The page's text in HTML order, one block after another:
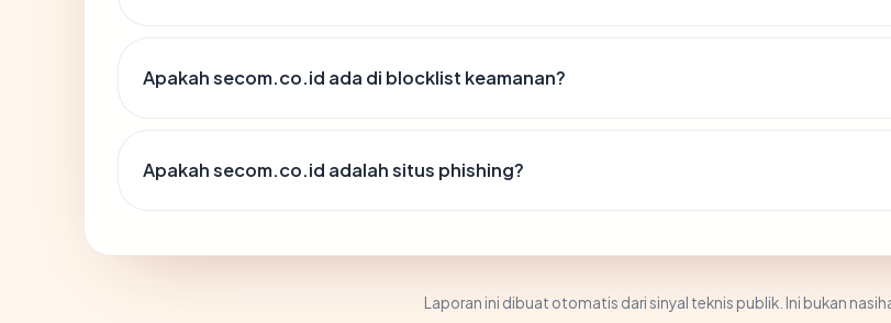
Apakah secom.co.id ada di blocklist keamanan?
Apakah secom.co.id adalah situs phishing?
Laporan ini dibuat otomatis dari sinyal teknis publik. Ini bukan